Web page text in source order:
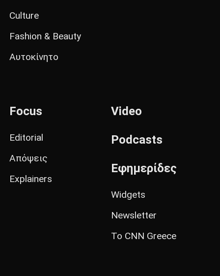
Culture
Fashion & Beauty
Αυτοκίνητο
Focus
Editorial
Απόψεις
Explainers
Video
Podcasts
Εφημερίδες
Widgets
Newsletter
Το CNN Greece